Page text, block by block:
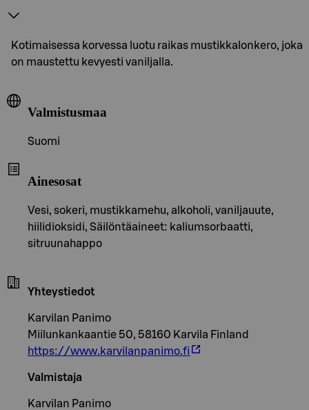
Kotimaisessa korvessa luotu raikas mustikkalonkero, joka
on maustettu kevyesti vaniljalla.
Valmistusmaa
Suomi
Ainesosat
Vesi, sokeri, mustikkamehu, alkoholi, vaniljauute,
hiilidioksidi, Säilöntäaineet: kaliumsorbaatti,
sitruunahappo
Yhteystiedot
Karvilan Panimo
Miilunkankaantie 50, 58160 Karvila Finland
https://www.karvilanpanimo.fi
Valmistaja
Karvilan Panimo